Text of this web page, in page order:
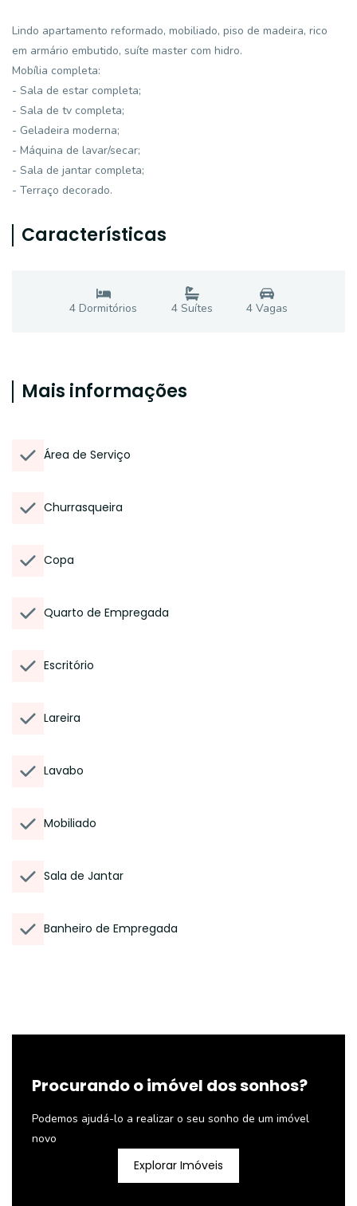
Lindo apartamento reformado, mobiliado, piso de madeira, rico
em armário embutido, suíte master com hidro.
Mobília completa:
- Sala de estar completa;
- Sala de tv completa;
- Geladeira moderna;
- Máquina de lavar/secar;
- Sala de jantar completa;
- Terraço decorado.
Características
4 Dormitórios 4Suítes 4Vagas
Mais informações
Área de Serviço
Churrasqueira
Copa
Quarto de Empregada
Escritório
Lareira
Lavabo
Mobiliado
Sala de Jantar
Banheiro de Empregada
Procurando o imóvel dos sonhos?
Podemos ajudá-lo a realizar o seu sonho de um imóvel
novo
Explorar Imóveis